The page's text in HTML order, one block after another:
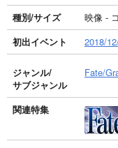
種別/サイズ
映像 -
初出イベント
2018/
ジャンル/
サブジャンル
Fate/
関連特集